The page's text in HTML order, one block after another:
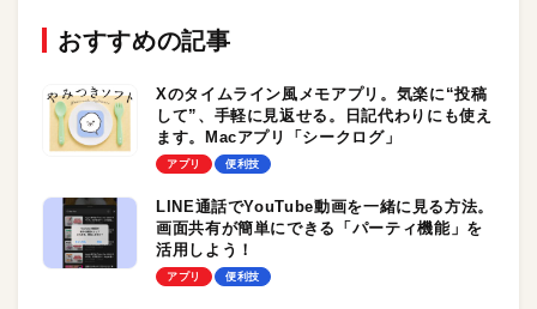
おすすめの記事
Xのタイムライン風メモアプリ。気楽に“投稿
して”、手軽に見返せる。日記代わりにも使え
ます。Macアプリ「シークログ」
アプリ 便利技
LINE通話でYouTube動画を一緒に見る方法。
画面共有が簡単にできる「パーティ機能」を
活用しよう！
アプリ 便利技